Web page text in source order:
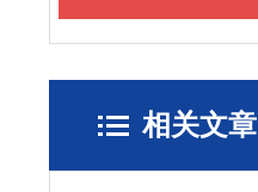
相关文章